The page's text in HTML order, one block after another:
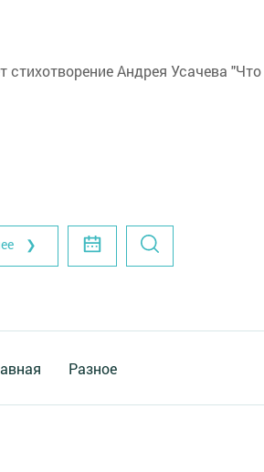
стихотворение Андрея Усачева "Что
❯
Разное